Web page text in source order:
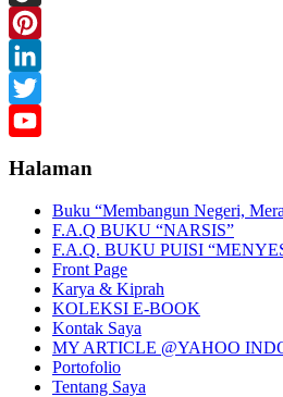
TikTok
Pinterest
LinkedIn
Twitter
Halaman
Buku “Membangun Negeri,
F.A.Q BUKU “NARSIS”
F.A.Q. BUKU PUISI
Front Page
Karya & Kiprah
KOLEKSI E-BOOK
Kontak Saya
MY ARTICLE @YAHOO
Portofolio
Tentang Saya